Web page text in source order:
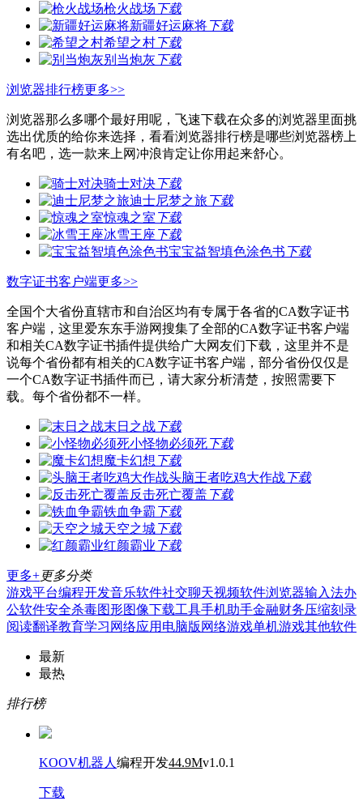
枪火战场 下载
新疆好运麻将下载
希望之村下载
别当炮灰 下载
浏览器排行榜更多>>
浏览器那么多哪个最好用呢，飞速下载在众多的浏览器里面挑
选出优质的给你来选择，看看浏览器排行榜是哪些浏览器榜上
有名吧，选一款来上网冲浪肯定让你用起来舒心。
骑士对决下载
迪士尼梦之旅 下载
惊魂之室 下载
冰雪王座 下载
宝宝益智填色涂色书 下载
数字证书客户端更多>>
全国个大省份直辖市和自治区均有专属于各省的CA数字证书
客户端，这里爱东东手游网搜集了全部的CA数字证书客户端
和相关CA数字证书插件提供给广大网友们下载，这里并不是
说每个省份都有相关的CA数字证书客户端，部分省份仅仅是
一个CA数字证书插件而已，请大家分析清楚，按照需要下
载。每个省份都不一样。
末日之战下载
小怪物必须死下载
魔卡幻想 下载
头脑王者吃鸡大作战下载
反击死亡覆盖 下载
铁血争霸 下载
天空之城下载
红颜霸业 下载
更多+更多分类
游戏平台编程开发音乐软件社交聊天视频软件浏览器输入法办
公软件安全杀毒图形图像下载工具手机助手金融财务压缩刻录
阅读翻译教育学习 网络应用 电脑版 网络游戏单机游戏其他软件
最新
最热
排行榜
KOOV机器人 编程开发44.9Mv1.0.1
下载